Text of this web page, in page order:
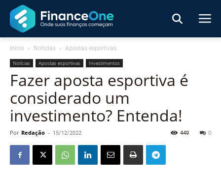
Início Notícias Apostas esportivas
Notícias Apostas esportivas Investimentos
Fazer aposta esportiva é
considerado um
investimento? Entenda!
Por Redação - 15/12/2022 0
449